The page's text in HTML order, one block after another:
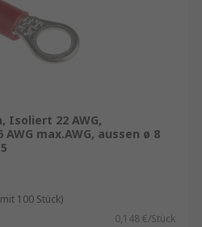
Isoliert 22 AWG,
max.AWG, aussen ø 8
100 Stück)
0,148 €/Stück